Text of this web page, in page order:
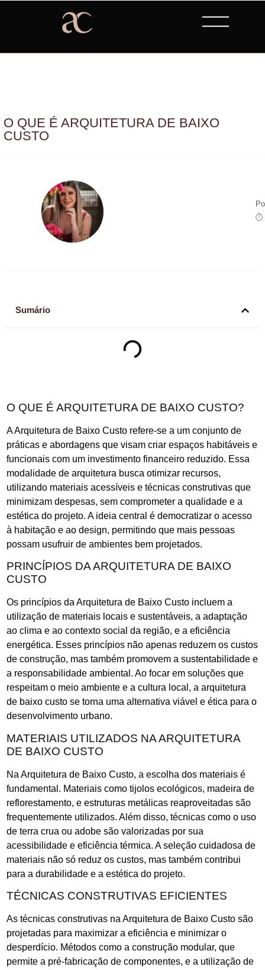
O QUE É ARQUITETURA DE BAIXO
CUSTO
⏱
Sumário
O QUE É ARQUITETURA DE BAIXO CUSTO?
A Arquitetura de Baixo Custo refere-se a um conjunto de
práticas e abordagens que visam criar espaços habitáveis e
funcionais com um investimento financeiro reduzido. Essa
modalidade de arquitetura busca otimizar recursos,
utilizando materiais acessíveis e técnicas construtivas que
minimizam despesas, sem comprometer a qualidade e a
estética do projeto. A ideia central é democratizar o acesso
à habitação e ao design, permitindo que mais pessoas
possam usufruir de ambientes bem projetados.
PRINCÍPIOS DA ARQUITETURA DE BAIXO
CUSTO
Os princípios da Arquitetura de Baixo Custo incluem a
utilização de materiais locais e sustentáveis, a adaptação
ao clima e ao contexto social da região, e a eficiência
energética. Esses princípios não apenas reduzem os custos
de construção, mas também promovem a sustentabilidade e
a responsabilidade ambiental. Ao focar em soluções que
respeitam o meio ambiente e a cultura local, a arquitetura
de baixo custo se torna uma alternativa viável e ética para o
desenvolvimento urbano.
MATERIAIS UTILIZADOS NA ARQUITETURA
DE BAIXO CUSTO
Na Arquitetura de Baixo Custo, a escolha dos materiais é
fundamental. Materiais como tijolos ecológicos, madeira de
reflorestamento, e estruturas metálicas reaproveitadas são
frequentemente utilizados. Além disso, técnicas como o uso
de terra crua ou adobe são valorizadas por sua
acessibilidade e eficiência térmica. A seleção cuidadosa de
materiais não só reduz os custos, mas também contribui
para a durabilidade e a estética do projeto.
TÉCNICAS CONSTRUTIVAS EFICIENTES
As técnicas construtivas na Arquitetura de Baixo Custo são
projetadas para maximizar a eficiência e minimizar o
desperdício. Métodos como a construção modular, que
permite a pré-fabricação de componentes, e a utilização de